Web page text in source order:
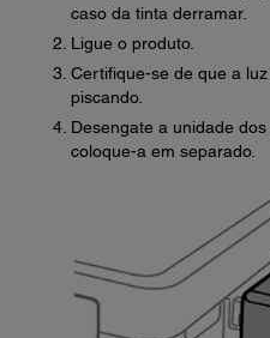
caso da tinta derramar.
Ligue o produto.
Certifique-se de que a luz
piscando.
Desengate a unidade
coloque-a em separado.